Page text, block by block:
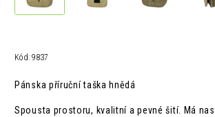
Kód: 9837
Pánska příruční taška hnědá
Spousta prostoru, kvalitní a pevné šití. Má